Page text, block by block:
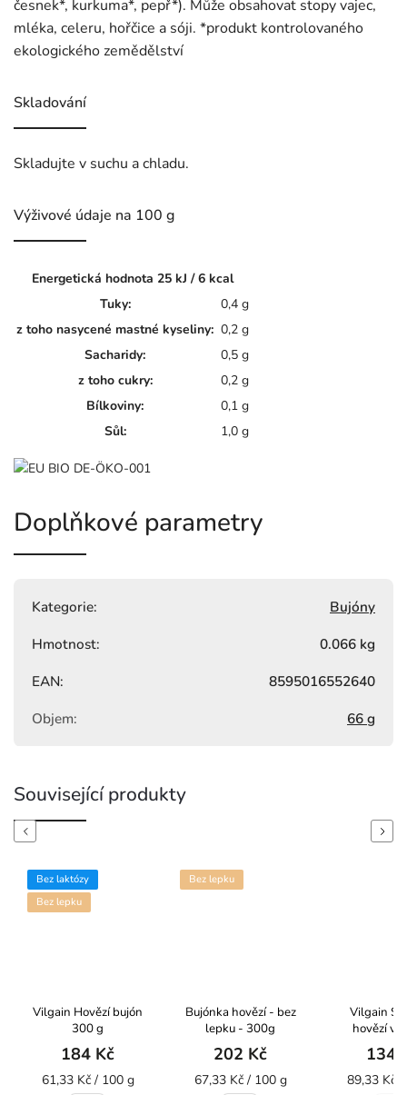
česnek*, kurkuma*, pepř*). Může obsahovat stopy vajec,
mléka, celeru, hořčice a sóji. *produkt kontrolovaného
ekologického zemědělství
Skladování
Skladujte v suchu a chladu.
Výživové údaje na 100 g
Energetická hodnota 25 kJ / 6 kcal
Tuky:
0,4 g
z toho nasycené mastné kyseliny: 0,2 g
Sacharidy:
0,5 g
z toho cukry:
0,2 g
Bílkoviny:
0,1 g
Sůl:
1,0 g
DE-ÖKO-001
Doplňkové parametry
Kategorie:
Bujóny
Hmotnost:
0.066 kg
EAN:
8595016552640
Objem: 66 g
Související produkty
Previous
Bez lepku
Bujónka hovězí - bez
lepku - 300g
202 Kč
67,33 Kč / 100 g
Vilgain Směs na
hovězí vývar se
zeleninou 150 g
134 Kč
89,33 Kč / 100 g
Bujon
WÜRZL
BIO
89
35,60 Kč
Next